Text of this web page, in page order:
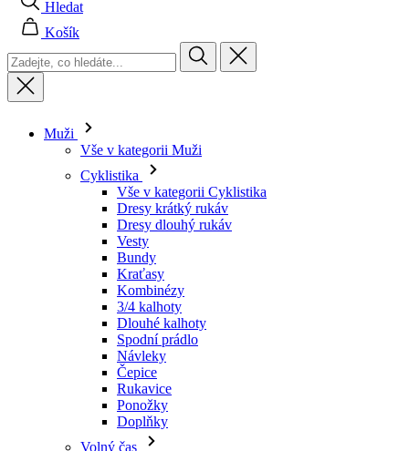
Muži
Vše v kategorii Muži
Dresy dlouhý rukáv
Vesty
Bundy
Kraťasy
Kombinézy
3/4 kalhoty
Dlouhé kalhoty
Spodní prádlo
Návleky
Čepice
Rukavice
Ponožky
Doplňky
Volný čas
Vše v kategorii Volný čas
Trička
Mikiny
Čepice